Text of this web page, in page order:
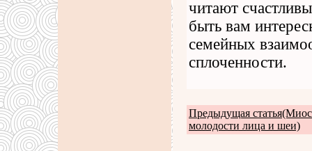
читают
быть вам
семейных
сплоченности.
Предыдущая
молодости лица и шеи)